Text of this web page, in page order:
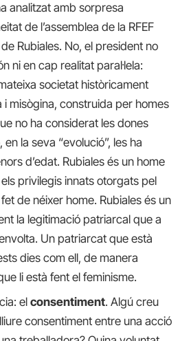
analitzat amb sorpresa
de l’assemblea de la RFEF
Rubiales. No, el president no
ni en cap realitat paral·lela:
societat històricament
i misògina, construida per homes
no ha considerat les dones
la seva “evolució”, les ha
d’edat. Rubiales és un home
privilegis innats otorgats pel
de néixer home. Rubiales és un
la legitimació patriarcal que a
Un patriarcat que està
dies com ell, de manera
li està fent el feminisme.
el consentiment. Algú creu
consentiment entre una acció